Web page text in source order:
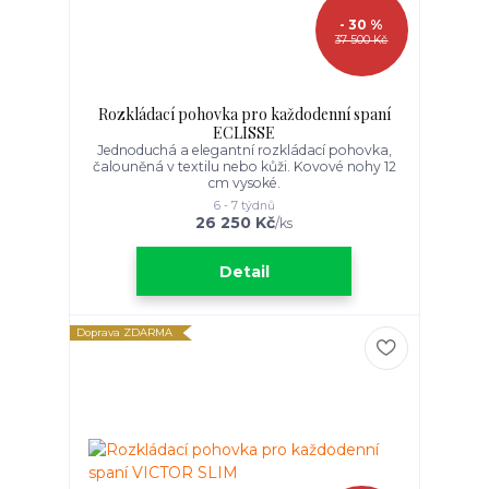
37 500 Kč
- 30 %
Rozkládací pohovka pro každodenní spaní
ECLISSE
Jednoduchá a elegantní rozkládací pohovka,
čalouněná v textilu nebo kůži. Kovové nohy 12
cm vysoké.
26 250 Kč/ks
6 - 7 týdnů
Detail
Doprava ZDARMA